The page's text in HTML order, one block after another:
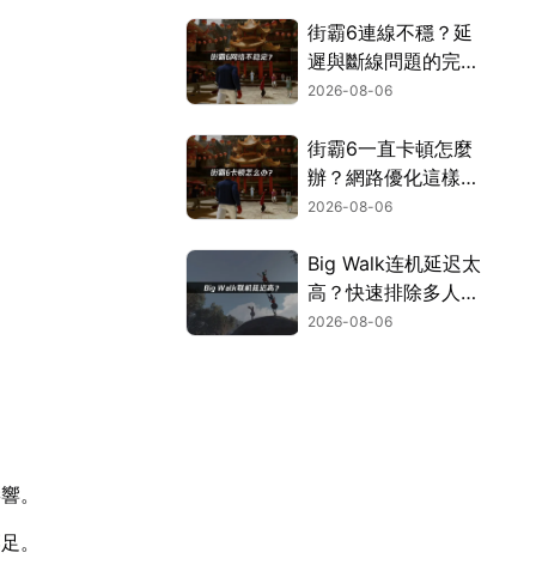
。
。
街霸6連線不穩？延
遲與斷線問題的完整
解決指南！
2026-08-06
街霸6一直卡頓怎麼
辦？網路優化這樣解
決！
2026-08-06
Big Walk连机延迟太
高？快速排除多人游
玩卡顿困扰！
2026-08-06